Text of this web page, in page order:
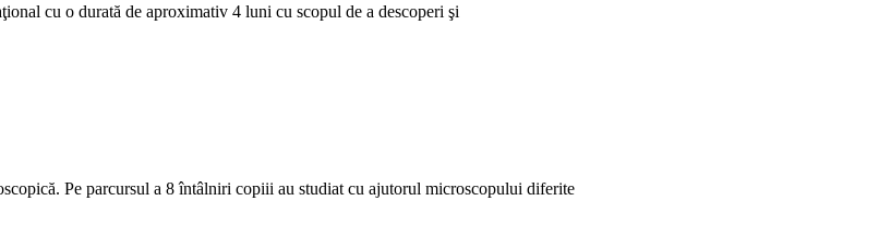
cu o durată de aproximativ 4 luni cu scopul de a descoperi şi
Pe parcursul a 8 întâlniri copiii au studiat cu ajutorul microscopului diferite